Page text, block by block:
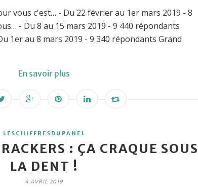
vous c'est… - Du 22 février au 1er mars 2019 - 8
- Du 8 au 15 mars 2019 - 9 440 répondants
1er au 8 mars 2019 - 9 340 répondants Grand
En savoir plus
LESCHIFFRESDUPANEL
: ÇA CRAQUE SOUS
LA DENT !
4 AVRIL 2019